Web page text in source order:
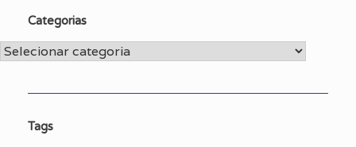
Categorias
Categorias
Tags